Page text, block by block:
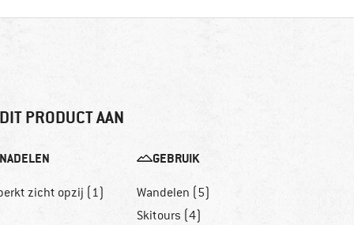
PRODUCT AAN
NADELEN
zicht opzij (1)
GEBRUIK
Wandelen (5)
Skitours (4)